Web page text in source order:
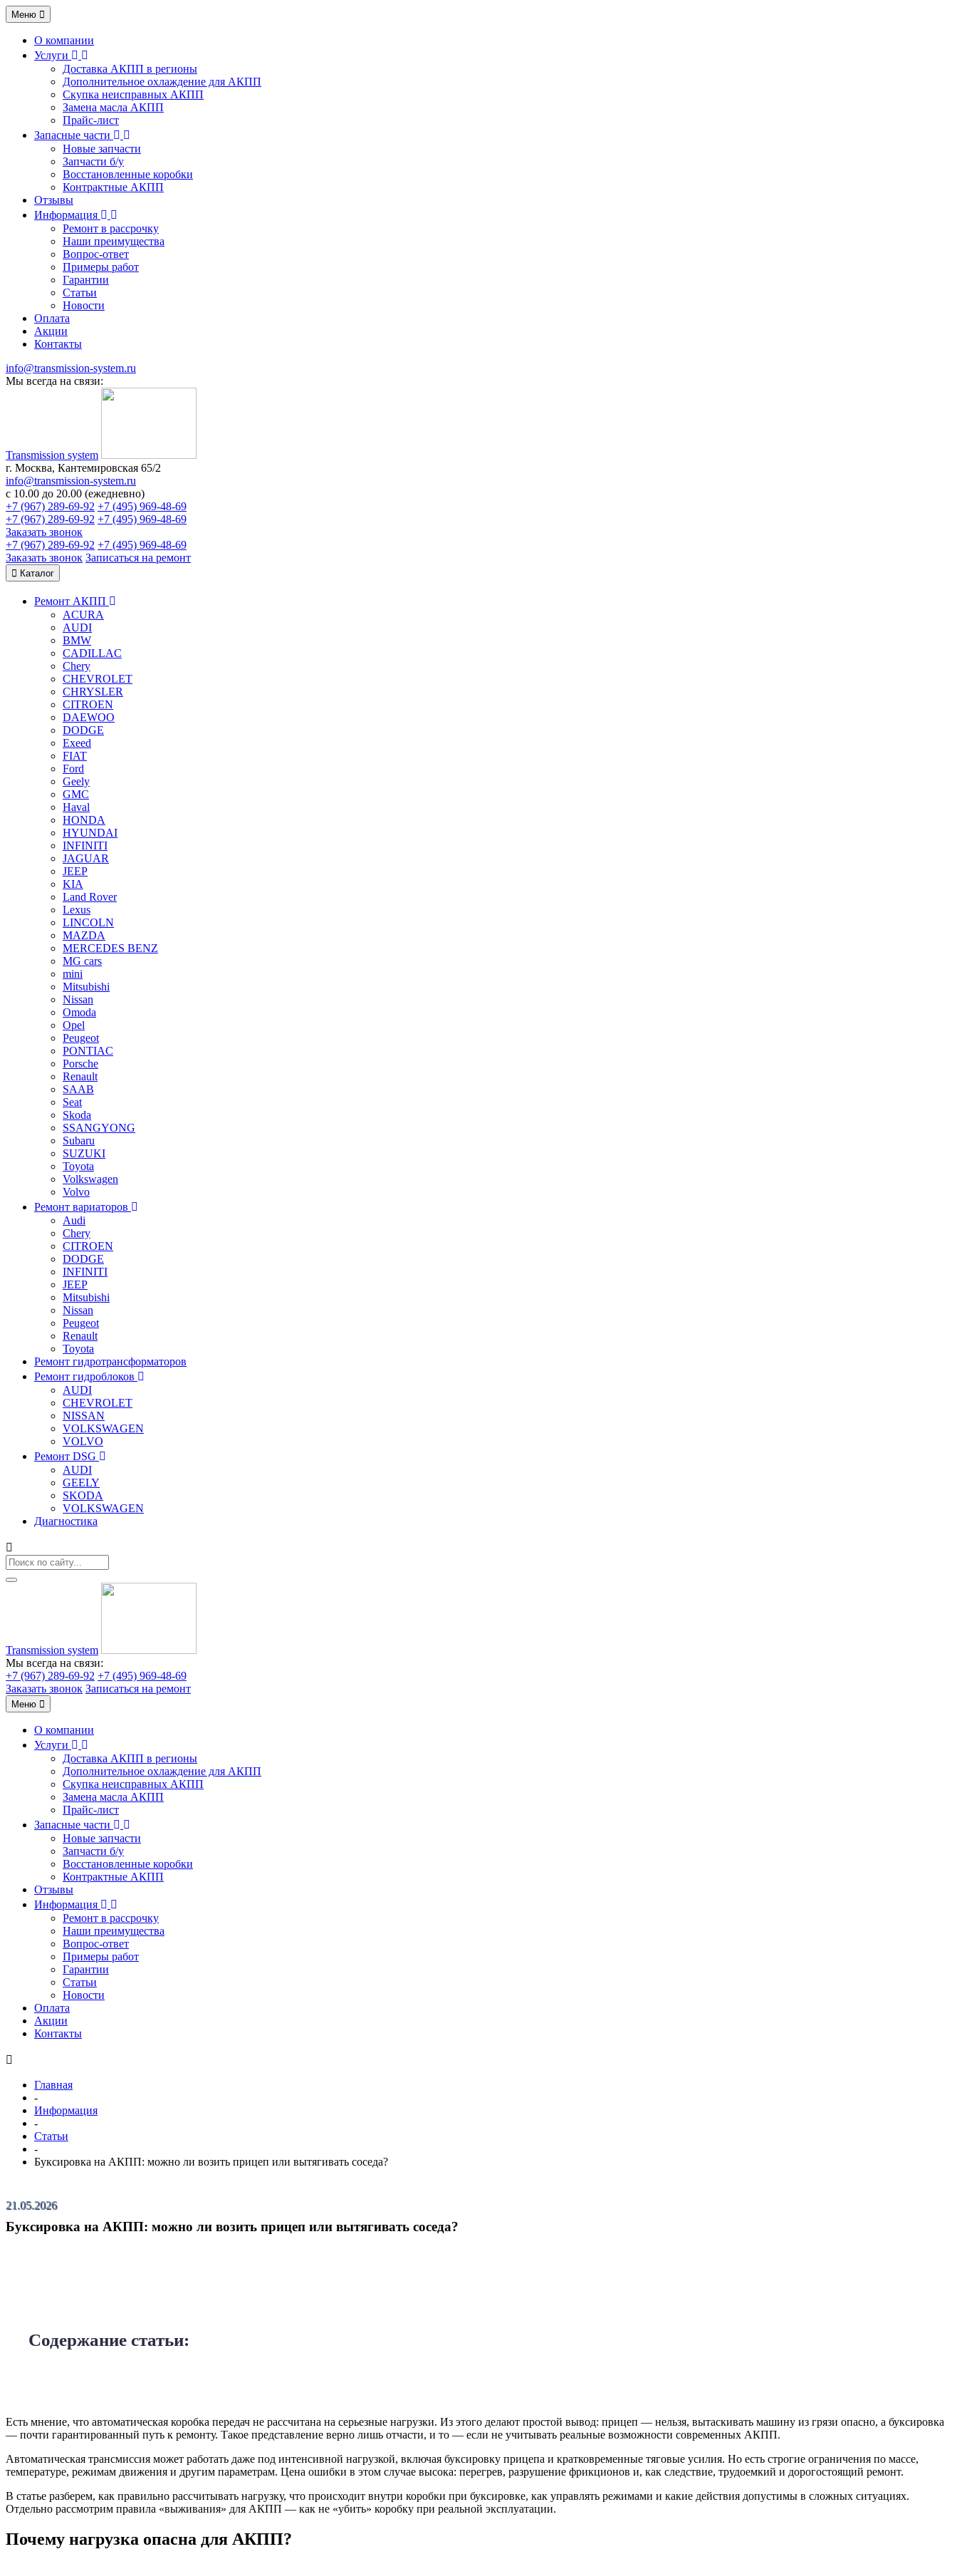
Меню
О компании
Услуги
Доставка АКПП в регионы
Дополнительное охлаждение для АКПП
Скупка неисправных АКПП
Замена масла АКПП
Прайс-лист
Запасные части
Новые запчасти
Запчасти б/у
Восстановленные коробки
Контрактные АКПП
Отзывы
Информация
Ремонт в рассрочку
Наши преимущества
Вопрос-ответ
Примеры работ
Гарантии
Статьи
Новости
Оплата
Акции
Контакты
info@transmission-system.ru
Мы всегда на связи:
Transmission system
г. Москва, Кантемировская 65/2
info@transmission-system.ru
с 10.00 до 20.00 (ежедневно)
+7 (967) 289-69-92 +7 (495) 969-48-69
+7 (967) 289-69-92 +7 (495) 969-48-69
Заказать звонок
+7 (967) 289-69-92 +7 (495) 969-48-69
Заказать звонок Записаться на ремонт
Каталог
Ремонт АКПП
ACURA
AUDI
BMW
CADILLAC
Chery
CHEVROLET
CHRYSLER
CITROEN
DAEWOO
DODGE
Exeed
FIAT
Ford
Geely
GMC
Haval
HONDA
HYUNDAI
INFINITI
JAGUAR
JEEP
KIA
Land Rover
Lexus
LINCOLN
MAZDA
MERCEDES BENZ
MG cars
mini
Mitsubishi
Nissan
Omoda
Opel
Peugeot
PONTIAC
Porsche
Renault
SAAB
Seat
Skoda
SSANGYONG
Subaru
SUZUKI
Toyota
Volkswagen
Volvo
Ремонт вариаторов
Audi
Chery
CITROEN
DODGE
INFINITI
JEEP
Mitsubishi
Nissan
Peugeot
Renault
Toyota
Ремонт гидротрансформаторов
Ремонт гидроблоков
AUDI
CHEVROLET
NISSAN
VOLKSWAGEN
VOLVO
Ремонт DSG
AUDI
GEELY
SKODA
VOLKSWAGEN
Диагностика
Transmission system
Мы всегда на связи:
+7 (967) 289-69-92 +7 (495) 969-48-69
Заказать звонок Записаться на ремонт
Меню
О компании
Услуги
Доставка АКПП в регионы
Дополнительное охлаждение для АКПП
Скупка неисправных АКПП
Замена масла АКПП
Прайс-лист
Запасные части
Новые запчасти
Запчасти б/у
Восстановленные коробки
Контрактные АКПП
Отзывы
Информация
Ремонт в рассрочку
Наши преимущества
Вопрос-ответ
Примеры работ
Гарантии
Статьи
Новости
Оплата
Акции
Контакты
Главная
-
Информация
-
Статьи
-
Буксировка на АКПП: можно ли возить прицеп или вытягивать соседа?
21.05.2026
Буксировка на АКПП: можно ли возить прицеп или вытягивать соседа?
Содержание статьи:
Есть мнение, что автоматическая коробка передач не рассчитана на серьезные нагрузки. Из этого делают простой вывод: прицеп — нельзя, вытаскивать машину из грязи опасно, а буксировка
— почти гарантированный путь к ремонту. Такое представление верно лишь отчасти, и то — если не учитывать реальные возможности современных АКПП.
Автоматическая трансмиссия может работать даже под интенсивной нагрузкой, включая буксировку прицепа и кратковременные тяговые усилия. Но есть строгие ограничения по массе,
температуре, режимам движения и другим параметрам. Цена ошибки в этом случае высока: перегрев, разрушение фрикционов и, как следствие, трудоемкий и дорогостоящий ремонт.
В статье разберем, как правильно рассчитывать нагрузку, что происходит внутри коробки при буксировке, как управлять режимами и какие действия допустимы в сложных ситуациях.
Отдельно рассмотрим правила «выживания» для АКПП — как не «убить» коробку при реальной эксплуатации.
Почему нагрузка опасна для АКПП?